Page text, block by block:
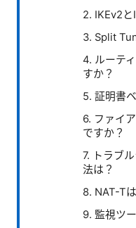
2. IKEv2と
3. Split
4. ルーテ
すか？
5. 証明書
6. ファイ
ですか？
7. トラブ
法は？
8. NAT-T
9. 監視ツ